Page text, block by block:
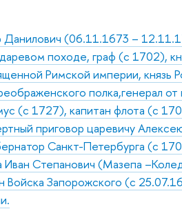
(06.11.1673 –
походе, граф (с 1702),
Римской империи, князь
полка,генерал
(с 1727), капитан флота (с
приговор царевичу
Санкт-Петербурга (с
Иван Степанович (Мазепа
Войска Запорожского (с